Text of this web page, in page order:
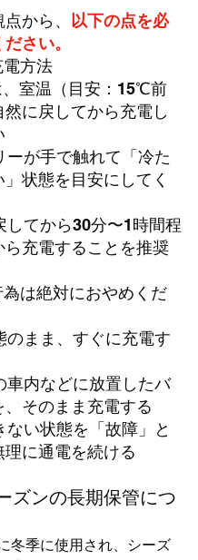
から、 以下の点を必
さい。
方法
室温（目安：15℃前
に戻してから充電し
が手で触れて「冷た
」状態を目安にしてく
してから30分〜1時間程
ら充電することを推奨
は絶対におやめくだ
のまま、すぐに充電す
車内などに放置したバ
、そのまま充電する
い状態を「故障」と
理に通電を続ける
ズンの長期保管につ
冬季に使用され、シーズ